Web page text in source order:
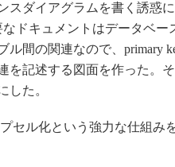
スダイアグラムを書く誘惑
なドキュメントはデータベ
ル間の関連なので、primary
を記述する図面を作った。
した。
セル化という強力な仕組み